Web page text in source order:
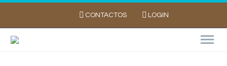
CONTACTOS LOGIN